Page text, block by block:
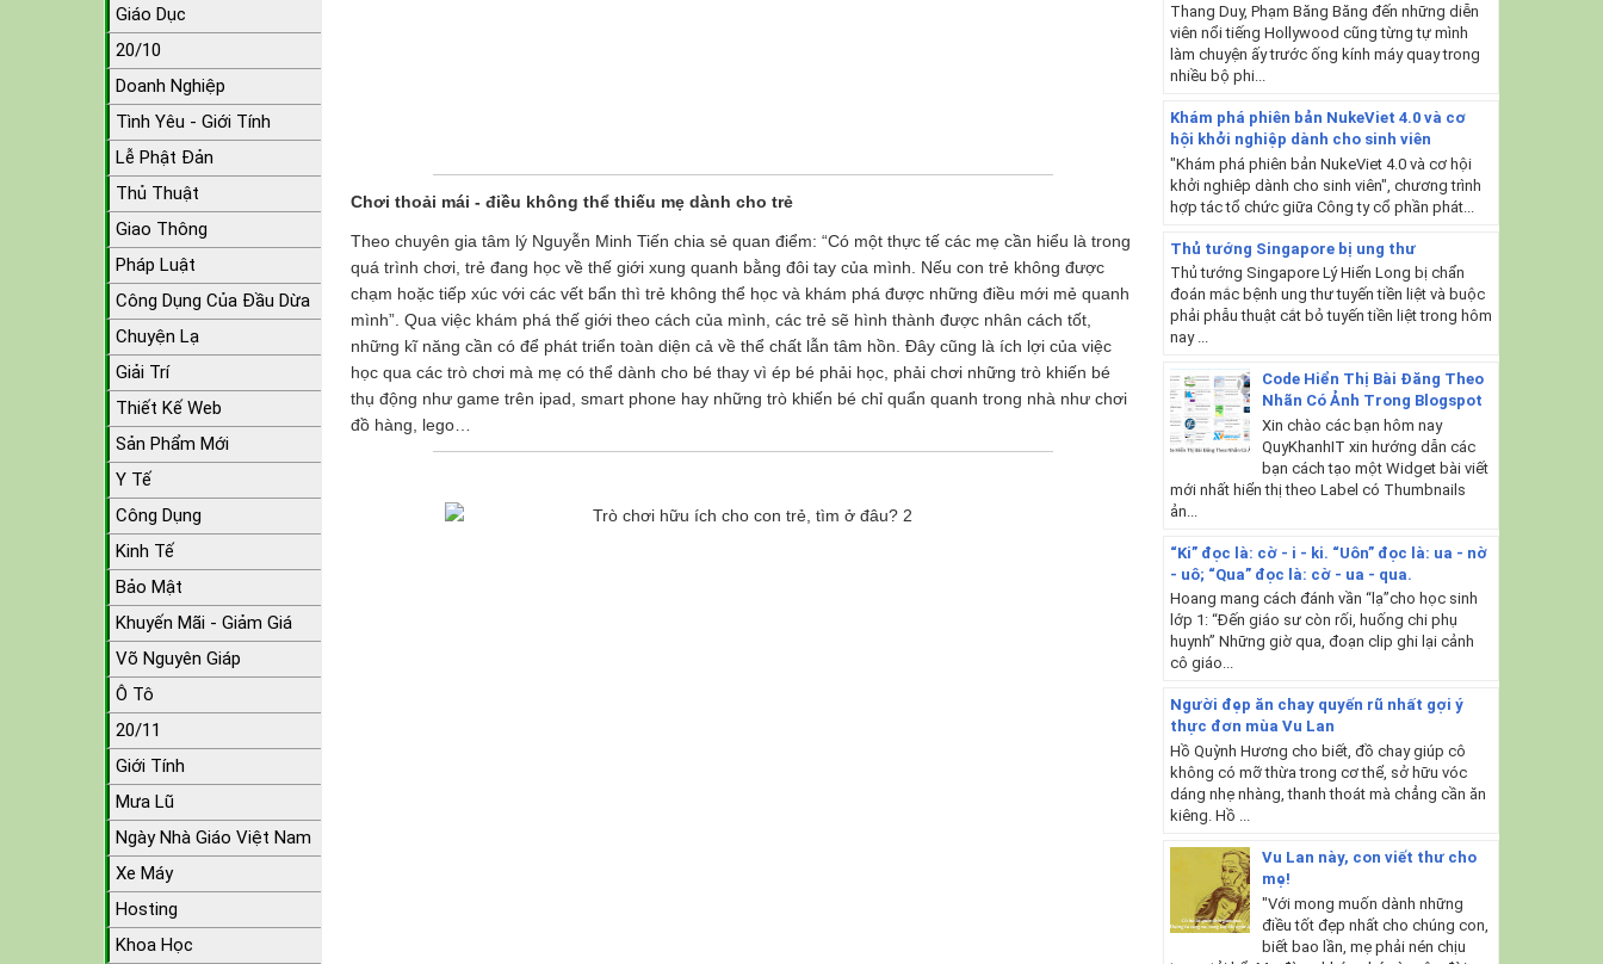
Chơi thoải mái - điều không thể thiếu mẹ dành cho trẻ
Theo chuyên gia tâm lý Nguyễn Minh Tiến chia sẻ quan điểm: “Có một thực tế các mẹ cần hiểu là trong
quá trình chơi, trẻ đang học về thế giới xung quanh bằng đôi tay của mình. Nếu con trẻ không được
chạm hoặc tiếp xúc với các vết bẩn thì trẻ không thể học và khám phá được những điều mới mẻ quanh
mình”. Qua việc khám phá thế giới theo cách của mình, các trẻ sẽ hình thành được nhân cách tốt,
những kĩ năng cần có để phát triển toàn diện cả về thể chất lẫn tâm hồn. Đây cũng là ích lợi của việc
học qua các trò chơi mà mẹ có thể dành cho bé thay vì ép bé phải học, phải chơi những trò khiến bé
thụ động như game trên ipad, smart phone hay những trò khiến bé chỉ quẩn quanh trong nhà như chơi
đồ hàng, lego…
Giáo Dục
20/10
Doanh Nghiệp
Tình Yêu - Giới Tính
Lễ Phật Đản
Thủ Thuật
Giao Thông
Pháp Luật
Công Dụng Của Đầu Dừa
Chuyện Lạ
Giải Trí
Thiết Kế Web
Sản Phẩm Mới
Y Tế
Công Dụng
Kinh Tế
Bảo Mật
Khuyến Mãi - Giảm Giá
Võ Nguyên Giáp
Ô Tô
20/11
Giới Tính
Mưa Lũ
Ngày Nhà Giáo Việt Nam
Xe Máy
Hosting
Khoa Học
Thang Duy, Phạm Băng Băng đến những diễn
viên nổi tiếng Hollywood cũng từng tự mình
làm chuyện ấy trước ống kính máy quay trong
nhiều bộ phi...
Khám phá phiên bản NukeViet 4.0 và cơ
hội khởi nghiệp dành cho sinh viên
"Khám phá phiên bản NukeViet 4.0 và cơ hội
khởi nghiêp dành cho sinh viên", chương trình
hợp tác tổ chức giữa Công ty cổ phần phát...
Thủ tướng Singapore bị ung thư
Thủ tướng Singapore Lý Hiển Long bị chẩn
đoán mắc bệnh ung thư tuyến tiền liệt và buộc
phải phẫu thuật cắt bỏ tuyến tiền liệt trong hôm
nay ...
Code Hiển Thị Bài Đăng Theo
Nhãn Có Ảnh Trong Blogspot
Xin chào các bạn hôm nay
QuyKhanhIT xin hướng dẫn các
bạn cách tạo một Widget bài viết
mới nhất hiển thị theo Label có Thumbnails
ản...
“Ki” đọc là: cờ - i - ki. “Uôn” đọc là: ua - nờ
- uô; “Qua” đọc là: cờ - ua - qua.
Hoang mang cách đánh vần “lạ”cho học sinh
lớp 1: “Đến giáo sư còn rối, huống chi phụ
huynh” Những giờ qua, đoạn clip ghi lại cảnh
cô giáo...
Người đẹp ăn chay quyến rũ nhất gợi ý
thực đơn mùa Vu Lan
Hồ Quỳnh Hương cho biết, đồ chay giúp cô
không có mỡ thừa trong cơ thể, sở hữu vóc
dáng nhẹ nhàng, thanh thoát mà chẳng cần ăn
kiêng. Hồ ...
Vu Lan này, con viết thư cho
mẹ!
"Với mong muốn dành những
điều tốt đẹp nhất cho chúng con,
biết bao lần, mẹ phải nén chịu